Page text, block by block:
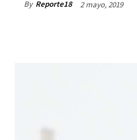
By Reporte18 2 mayo, 2019